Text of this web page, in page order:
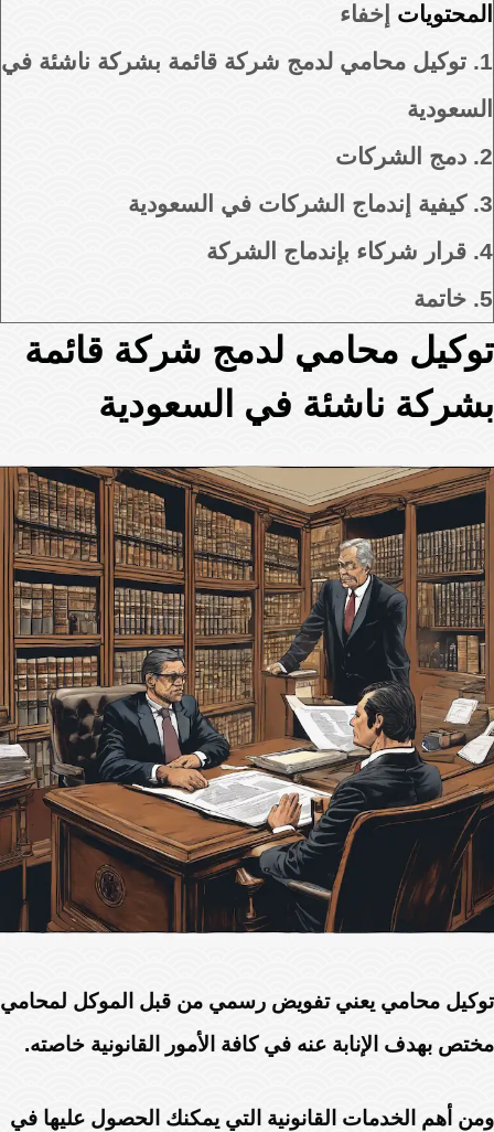
المحتويات إخفاء
1. توكيل محامي لدمج شركة قائمة بشركة ناشئة في
السعودية
2. دمج الشركات
3. كيفية إندماج الشركات في السعودية
4. قرار شركاء بإندماج الشركة
5. خاتمة
توكيل محامي لدمج شركة قائمة
بشركة ناشئة في السعودية
توكيل محامي يعني تفويض رسمي من قبل الموكل لمحامي
مختص بهدف الإنابة عنه في كافة الأمور القانونية خاصته.
ومن أهم الخدمات القانونية التي يمكنك الحصول عليها في